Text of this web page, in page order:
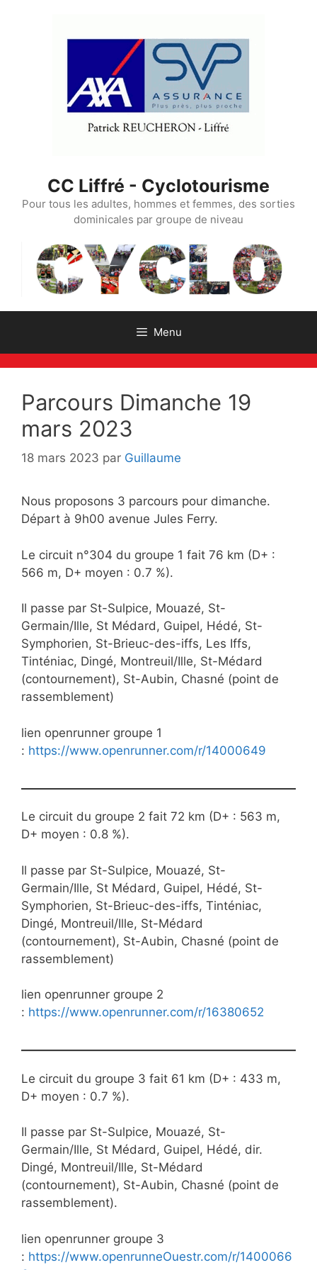
CC Liffré - Cyclotourisme
Pour tous les adultes, hommes et femmes, des sorties
dominicales par groupe de niveau
Menu
Parcours Dimanche 19
mars 2023
18 mars 2023 par Guillaume
Nous proposons 3 parcours pour dimanche.
Départ à 9h00 avenue Jules Ferry.
Le circuit n°304 du groupe 1 fait 76 km (D+ :
566 m, D+ moyen : 0.7 %).
Il passe par St-Sulpice, Mouazé, St-
Germain/Ille, St Médard, Guipel, Hédé, St-
Symphorien, St-Brieuc-des-iffs, Les Iffs,
Tinténiac, Dingé, Montreuil/Ille, St-Médard
(contournement), St-Aubin, Chasné (point de
rassemblement)
lien openrunner groupe 1
: https://www.openrunner.com/r/14000649
Le circuit du groupe 2 fait 72 km (D+ : 563 m,
D+ moyen : 0.8 %).
Il passe par St-Sulpice, Mouazé, St-
Germain/Ille, St Médard, Guipel, Hédé, St-
Symphorien, St-Brieuc-des-iffs, Tinténiac,
Dingé, Montreuil/Ille, St-Médard
(contournement), St-Aubin, Chasné (point de
rassemblement)
lien openrunner groupe 2
: https://www.openrunner.com/r/16380652
Le circuit du groupe 3 fait 61 km (D+ : 433 m,
D+ moyen : 0.7 %).
Il passe par St-Sulpice, Mouazé, St-
Germain/Ille, St Médard, Guipel, Hédé, dir.
Dingé, Montreuil/Ille, St-Médard
(contournement), St-Aubin, Chasné (point de
rassemblement).
lien openrunner groupe 3
: https://www.openrunneOuestr.com/r/1400066